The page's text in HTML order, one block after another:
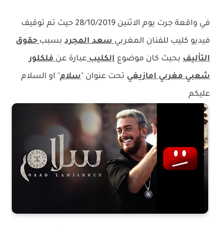
في واقعة جرت يوم الاثنين 28/10/2019 حيث تم توقيف
فيديو كليب للفنان المغربيسعد المجرد بسببحقوق
التأليف بحيث كان موضوع الكليبعبارة عنفلكلور
شعبي مغربي امازيغي تحت عنوان "سلام" او السلام
عليكم